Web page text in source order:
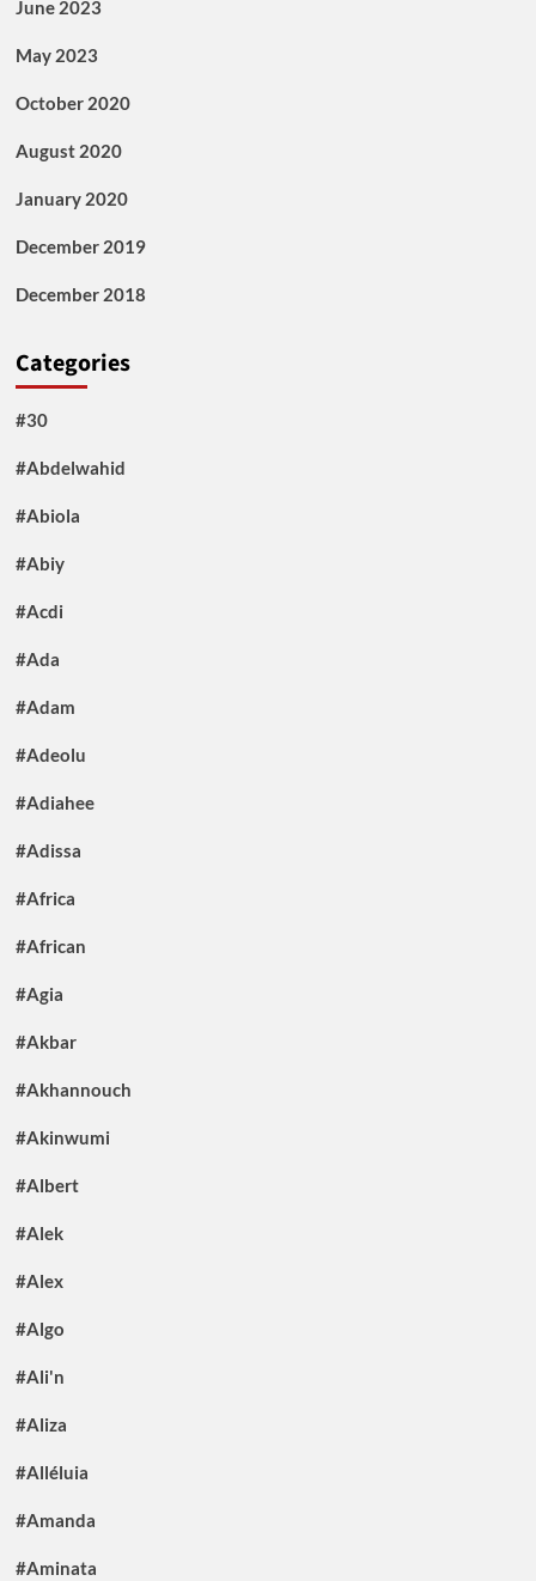
June 2023
May 2023
October 2020
August 2020
January 2020
December 2019
December 2018
Categories
#30
#Abdelwahid
#Abiola
#Abiy
#Acdi
#Ada
#Adam
#Adeolu
#Adiahee
#Adissa
#Africa
#African
#Agia
#Akbar
#Akhannouch
#Akinwumi
#Albert
#Alek
#Alex
#Algo
#Ali'n
#Aliza
#Alléluia
#Amanda
#Aminata